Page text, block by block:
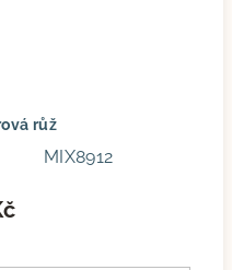
růž
MIX8912